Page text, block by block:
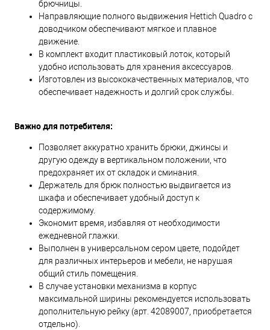
брючницы.
Направляющие полного выдвижения Hettich Quadro с
доводчиком обеспечивают мягкое и плавное
движение.
В комплект входит пластиковый лоток, который
удобно использовать для хранения аксессуаров.
Изготовлен из высококачественных материалов, что
обеспечивает надежность и долгий срок службы.
Важно для потребителя:
Позволяет аккуратно хранить брюки, джинсы и
другую одежду в вертикальном положении, что
предохраняет их от складок и сминания.
Держатель для брюк полностью выдвигается из
шкафа и обеспечивает удобный доступ к
содержимому.
Экономит время, избавляя от необходимости
ежедневной глажки.
Выполнен в универсальном сером цвете, подойдет
для различных интерьеров и мебели, не нарушая
общий стиль помещения.
В случае установки механизма в корпус
максимальной ширины рекомендуется использовать
дополнительную рейку (арт. 42089007, приобретается
отдельно).